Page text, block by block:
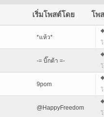
เริ่มโพสต์โดย โพ
*แห้ว*
-= บิ๊กต้า =-
9pom
@HappyFreedom